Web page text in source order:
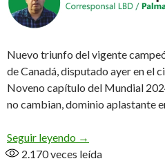
Nuevo triunfo del vigente
de Canadá, disputado ayer en el
Noveno capítulo del Mundial
no cambian, dominio aplastante
Seguir leyendo Max puede con
→
2.170veces leída